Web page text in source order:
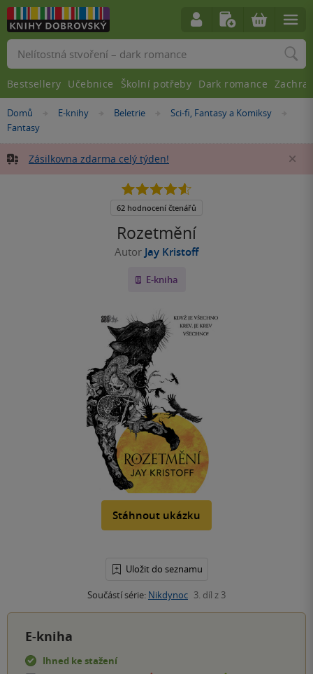
Nacházíte
se
Domů »
E-knihy »
Beletrie »
Sci-fi, Fantasy a Komiksy
Fantasy
Zásilkovna zdarma celý týden!
Rozetmění
Autor Jay Kristoff
E-kniha
Stáhnout ukázku
Uložit do seznamu
Součástí série: Nikdynoc 3. díl z 3
4.6
5
62 hodnocení čtenářů
E-kniha
Ihned ke stažení
Vyhledávání
Bestsellery Učebnice Školní potřeby Dark romance